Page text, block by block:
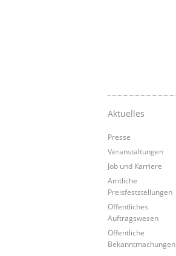
Aktuelles
Presse
Veranstaltungen
Job und Karriere
Amtliche
Preisfeststellungen
Öffentliches
Auftragswesen
Öffentliche
Bekanntmachungen